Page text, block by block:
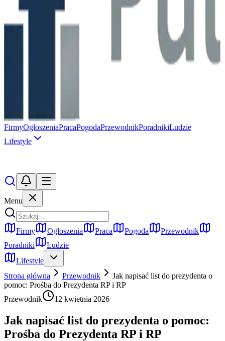
FirmyOgłoszeniaPracaPogodaPrzewodnikPoradnikiLudzie
Lifestyle
Menu
Firmy Ogłoszenia Praca Pogoda
Przewodnik
Poradniki
Ludzie
Lifestyle
Strona główna
Przewodnik
Jak napisać list do prezydenta o
pomoc: Prośba do Prezydenta RP i RP
Przewodnik
12 kwietnia 2026
Jak napisać list do prezydenta o pomoc:
Prośba do Prezydenta RP i RP